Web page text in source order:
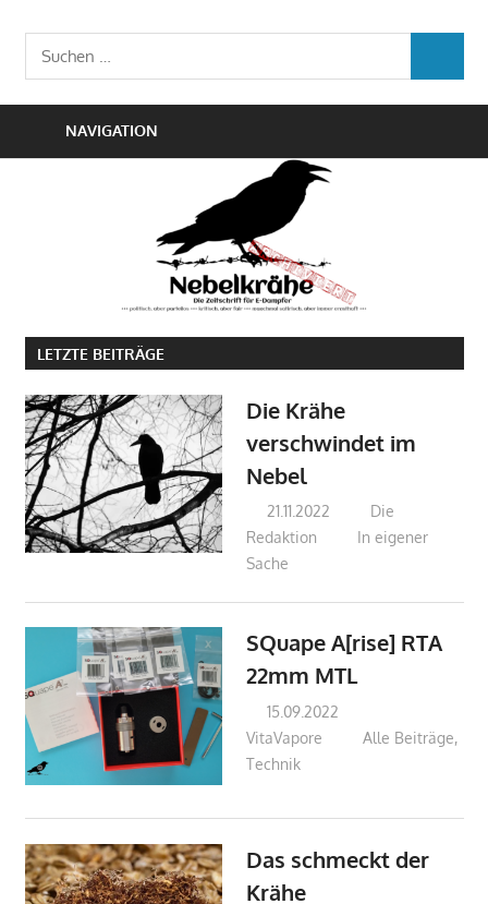
Inhalt
springen
Die
Zeitschrift
Suchen
nach:
NAVIGATION
LETZTE BEITRÄGE
Die Krähe
verschwindet im
Nebel
21.11.2022
Die
Redaktion
In eigener
Sache
SQuape A[rise] RTA
22mm MTL
15.09.2022
VitaVapore
Alle Beiträge,
Technik
Das schmeckt der
Krähe